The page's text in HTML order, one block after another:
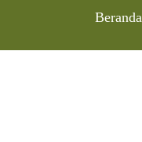
Beranda